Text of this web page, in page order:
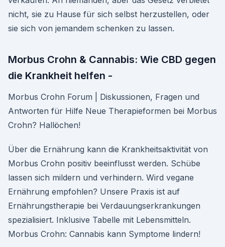
nicht, sie zu Hause für sich selbst herzustellen, oder
sie sich von jemandem schenken zu lassen.
Morbus Crohn & Cannabis: Wie CBD gegen
die Krankheit helfen -
Morbus Crohn Forum | Diskussionen, Fragen und
Antworten für Hilfe Neue Therapieformen bei Morbus
Crohn? Hallöchen!
Über die Ernährung kann die Krankheitsaktivität von
Morbus Crohn positiv beeinflusst werden. Schübe
lassen sich mildern und verhindern. Wird vegane
Ernährung empfohlen? Unsere Praxis ist auf
Ernährungstherapie bei Verdauungserkrankungen
spezialisiert. Inklusive Tabelle mit Lebensmitteln.
Morbus Crohn: Cannabis kann Symptome lindern!